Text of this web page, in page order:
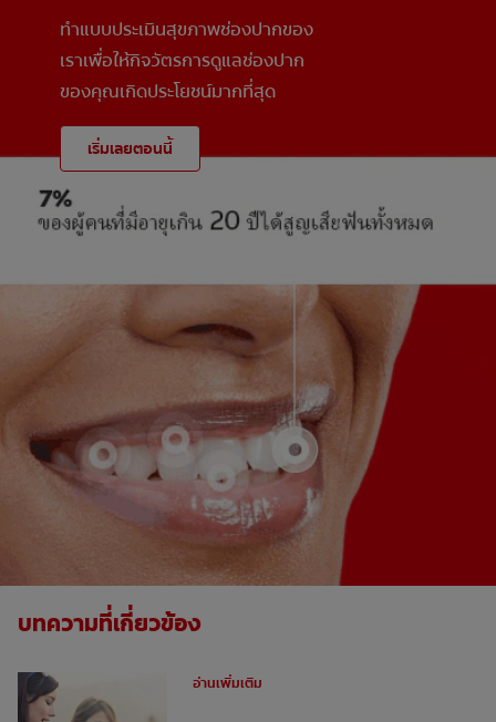
ทำแบบประเมินสุขภาพช่องปากของ
เราเพื่อให้กิจวัตรการดูแลช่องปาก
ของคุณเกิดประโยชน์มากที่สุด
เริ่มเลยตอนนี้
บทความที่เกี่ยวข้อง
อ่านเพิ่มเติม